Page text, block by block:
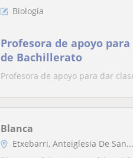
Biología
Profesora de apoyo
de Bachillerato
Profesora de apoyo para dar
Blanca
Etxebarri, Anteiglesia De San...